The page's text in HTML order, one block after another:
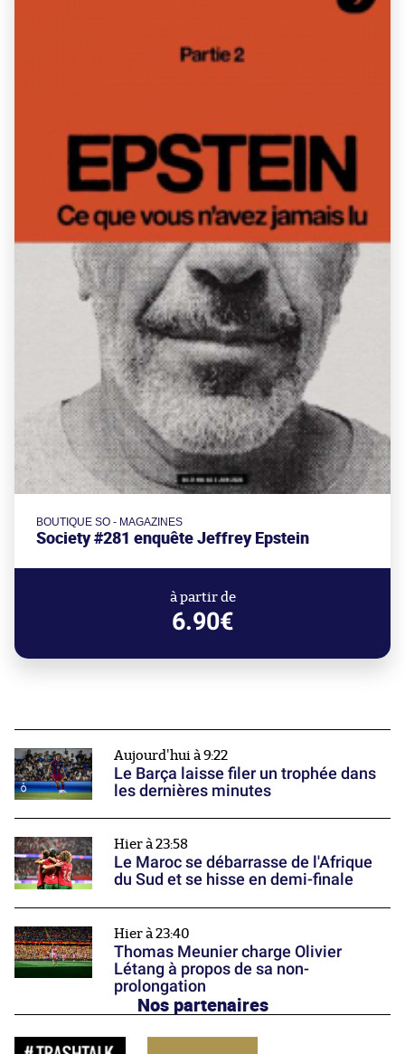
BOUTIQUE SO - MAGAZINES
Society #281 enquête Jeffrey Epstein
à partir de
6.90€
Aujourd'hui à 9:22
Le Barça laisse filer un trophée dans
les dernières minutes
Hier à 23:58
Le Maroc se débarrasse de l'Afrique
du Sud et se hisse en demi-finale
Hier à 23:40
Thomas Meunier charge Olivier
Létang à propos de sa non-
prolongation
Nos partenaires